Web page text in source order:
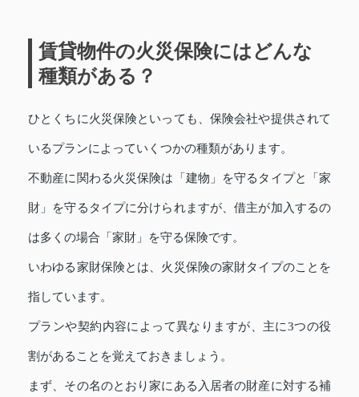
賃貸物件の火災保険にはどんな
種類がある？
ひとくちに火災保険といっても、保険会社や提供されて
いるプランによっていくつかの種類があります。
不動産に関わる火災保険は「建物」を守るタイプと「家
財」を守るタイプに分けられますが、借主が加入するの
は多くの場合「家財」を守る保険です。
いわゆる家財保険とは、火災保険の家財タイプのことを
指しています。
プランや契約内容によって異なりますが、主に3つの役
割があることを覚えておきましょう。
まず、その名のとおり家にある入居者の財産に対する補